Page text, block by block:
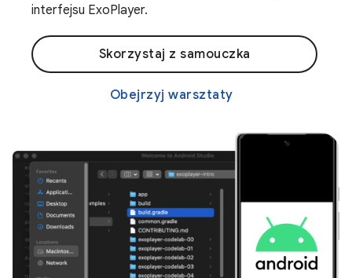
interfejsu ExoPlayer.
Skorzystaj z samouczka
Obejrzyj warsztaty